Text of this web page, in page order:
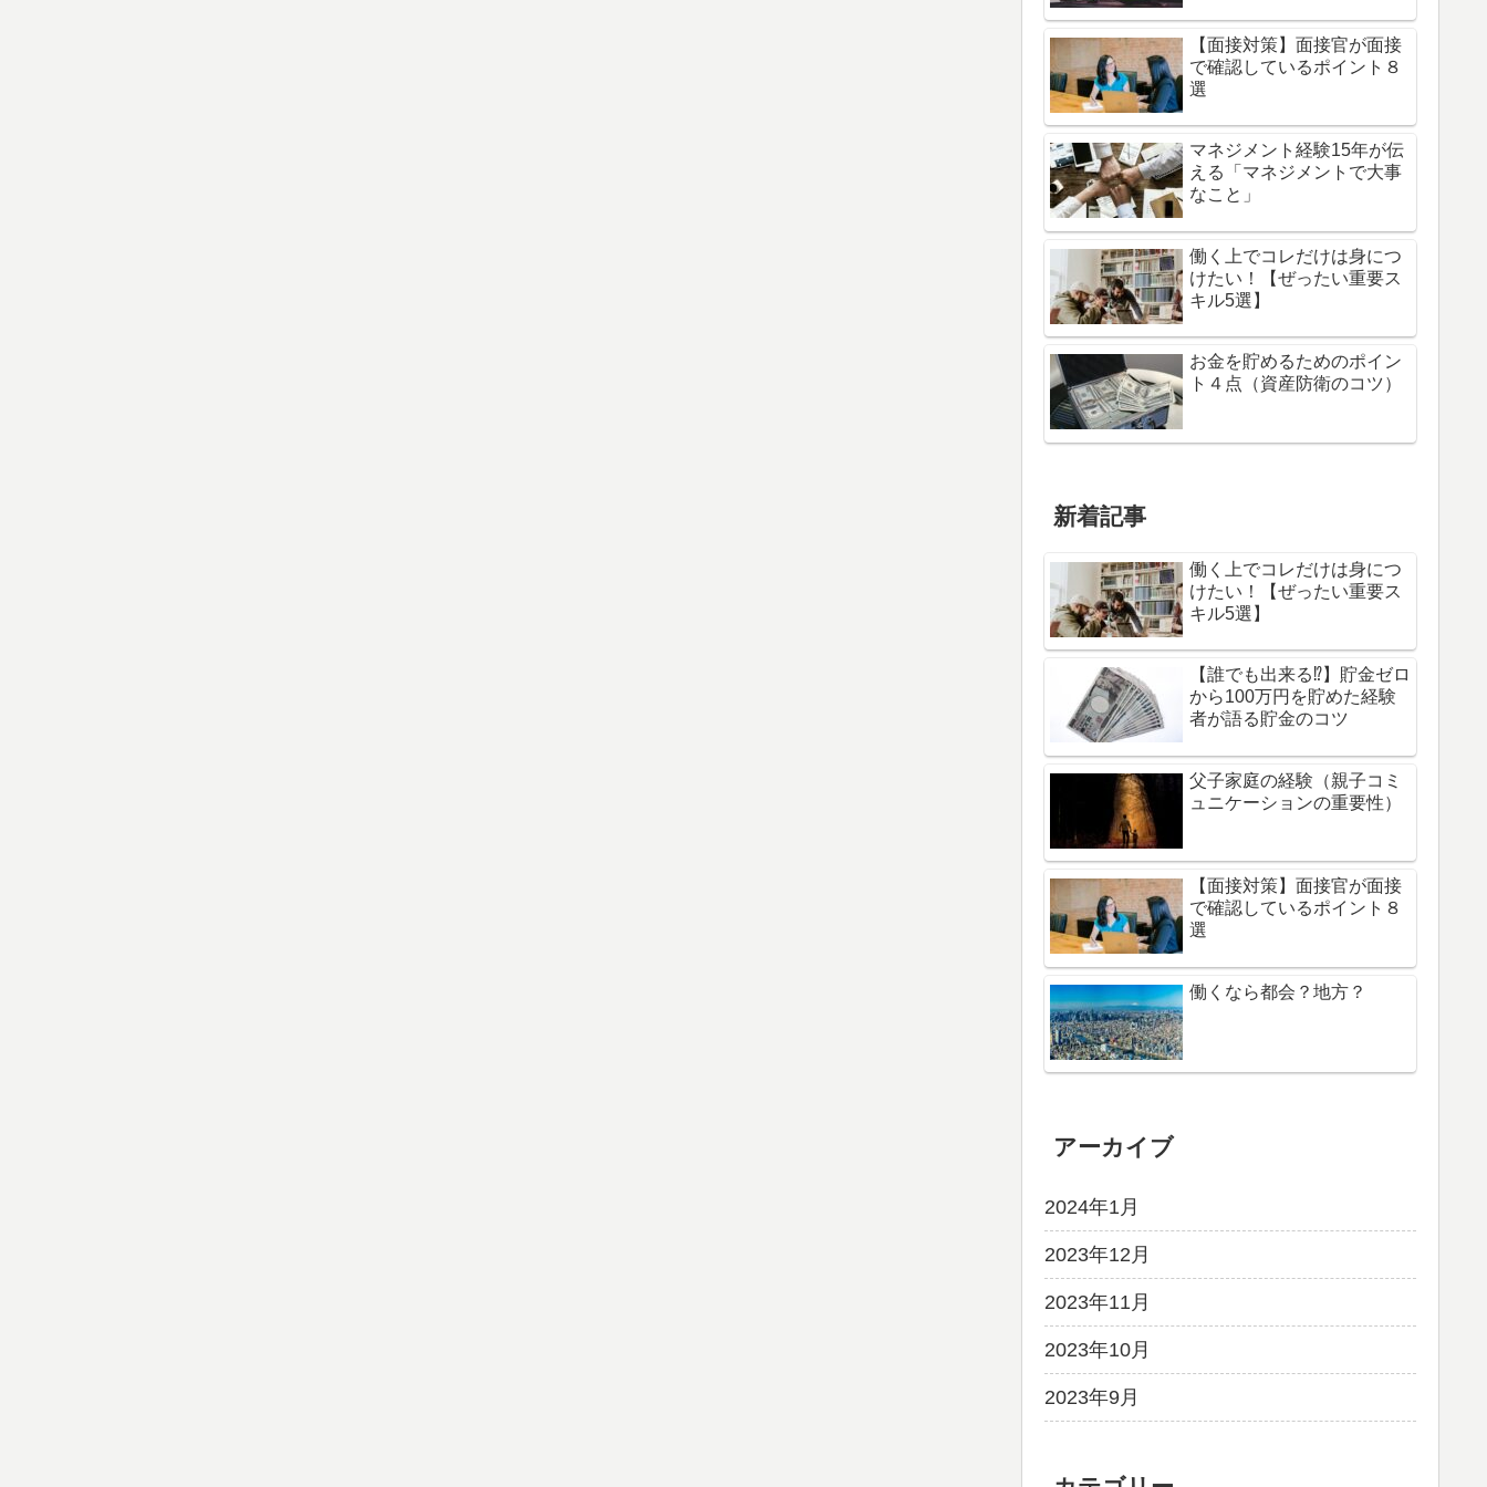
【面接対策】面接官が面接
で確認しているポイント８
選
マネジメント経験15年が伝
える「マネジメントで大事
なこと」
働く上でコレだけは身につ
けたい！【ぜったい重要ス
キル5選】
お金を貯めるためのポイン
ト４点（資産防衛のコツ）
新着記事
働く上でコレだけは身につ
けたい！【ぜったい重要ス
キル5選】
【誰でも出来る⁉】貯金ゼロ
から100万円を貯めた経験
者が語る貯金のコツ
父子家庭の経験（親子コミ
ュニケーションの重要性）
【面接対策】面接官が面接
で確認しているポイント８
選
働くなら都会？地方？
アーカイブ
2024年1月
2023年12月
2023年11月
2023年10月
2023年9月